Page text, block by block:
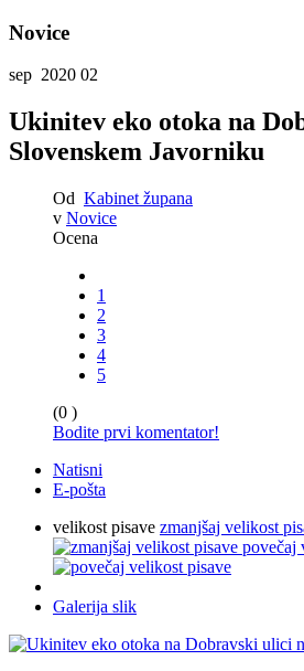
Novice
sep 2020 02
Ukinitev eko otoka na
Slovenskem Javorniku
Od Kabinet župana
v Novice
Ocena
1
2
3
4
5
(0 )
Bodite prvi komentator!
Natisni
E-pošta
velikost pisave zmanjšaj velikost
povečaj
Galerija slik